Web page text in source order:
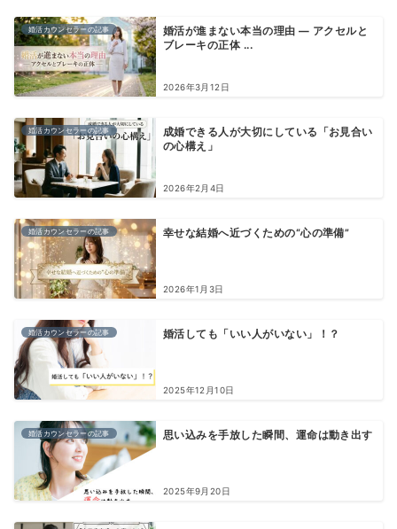
婚活カウンセラーの記事
婚活が進まない本当の理由 ― アクセルと
ブレーキの正体 ...
2026年3月12日
婚活カウンセラーの記事
成婚できる人が大切にしている「お見合い
の心構え」
2026年2月4日
婚活カウンセラーの記事 幸せな結婚へ近づくための“心の準備”
2026年1月3日
婚活カウンセラーの記事 婚活しても「いい人がいない」！？
2025年12月10日
婚活カウンセラーの記事 思い込みを手放した瞬間、運命は動き出す
2025年9月20日